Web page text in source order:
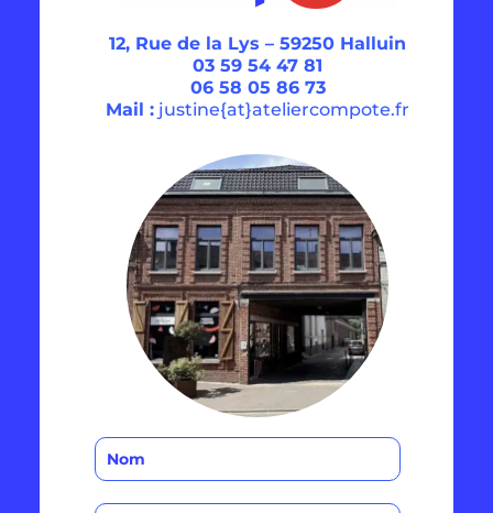
12, Rue de la Lys – 59250 Halluin
03 59 54 47 81
06 58 05 86 73
Mail : justine{at}ateliercompote.fr